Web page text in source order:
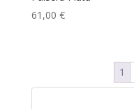
61,00 €
1